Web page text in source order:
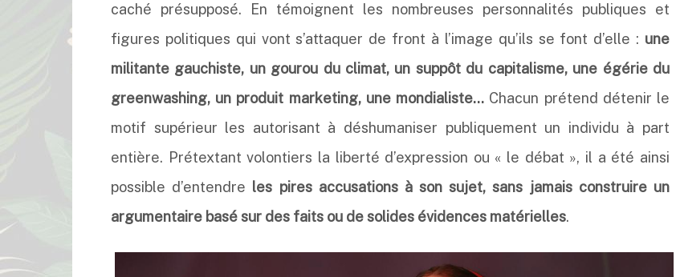
caché présupposé. En témoignent les nombreuses personnalités publiques et
figures politiques qui vont s’attaquer de front à l’image qu’ils se font d’elle : une
militante gauchiste, un gourou du climat, un suppôt du capitalisme, une égérie du
greenwashing, un produit marketing, une mondialiste… Chacun prétend détenir le
motif supérieur les autorisant à déshumaniser publiquement un individu à part
entière. Prétextant volontiers la liberté d’expression ou « le débat », il a été ainsi
possible d’entendre les pires accusations à son sujet, sans jamais construire un
argumentaire basé sur des faits ou de solides évidences matérielles.